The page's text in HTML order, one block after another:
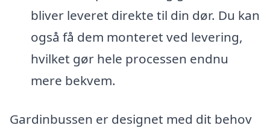
bliver leveret direkte til din dør. Du kan
også få dem monteret ved levering,
hvilket gør hele processen endnu
mere bekvem.
Gardinbussen er designet med dit behov